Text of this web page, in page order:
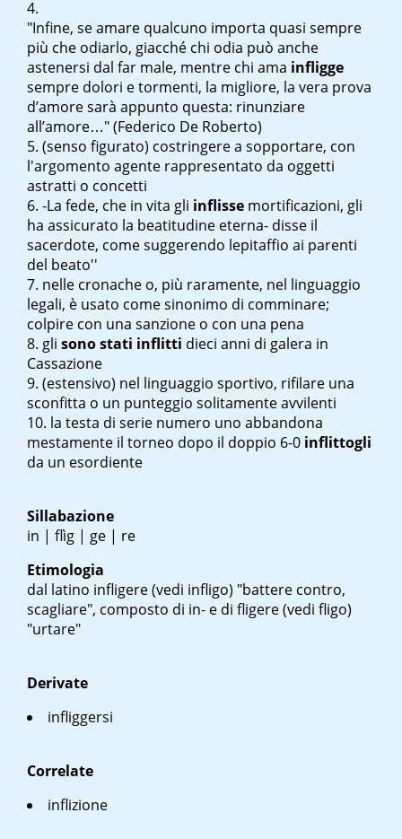
"Infine, se amare qualcuno importa quasi sempre
più che odiarlo, giacché chi odia può anche
astenersi dal far male, mentre chi ama infligge
sempre dolori e tormenti, la migliore, la vera prova
d’amore sarà appunto questa: rinunziare
all’amore…" (Federico De Roberto)
(senso figurato) costringere a sopportare, con
l'argomento agente rappresentato da oggetti
astratti o concetti
-La fede, che in vita gli inflisse mortificazioni, gli
ha assicurato la beatitudine eterna- disse il
sacerdote, come suggerendo lepitaffio ai parenti
del beato''
nelle cronache o, più raramente, nel linguaggio
legali, è usato come sinonimo di comminare;
colpire con una sanzione o con una pena
gli sono stati inflitti dieci anni di galera in
Cassazione
(estensivo) nel linguaggio sportivo, rifilare una
sconfitta o un punteggio solitamente avvilenti
la testa di serie numero uno abbandona
mestamente il torneo dopo il doppio 6-0 inflittogli
da un esordiente
Sillabazione
in | flìg | ge | re
Etimologia
dal latino infligere(vedi infligo) "battere contro,
scagliare", composto di in- e di fligere(vedi fligo)
"urtare"
Derivate
infliggersi
Correlate
inflizione